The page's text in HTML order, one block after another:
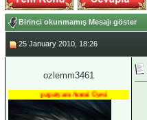
Birinci okunmamış Mesajı göster
25 January 2010, 18:26
ozlemm3461
papatyam Acemi Üyesi